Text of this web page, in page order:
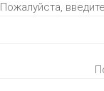
Пожалуйста,